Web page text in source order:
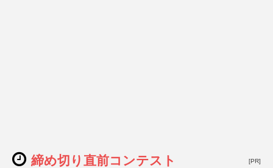
締め切り直前コンテスト [PR]